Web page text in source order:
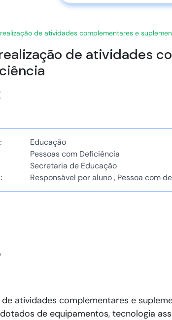
de atividades complementares e
de atividades
Educação
Pessoas com Deficiência
Secretaria de Educação
Responsável por aluno , Pessoa com
atividades complementares e
de equipamentos, tecnologia